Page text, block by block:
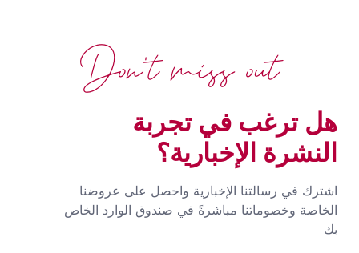
هل ترغب في تجربة
النشرة الإخبارية؟
اشترك في رسالتنا الإخبارية واحصل على عروضنا
الخاصة وخصوماتنا مباشرةً في صندوق الوارد الخاص
بك
Don't miss out